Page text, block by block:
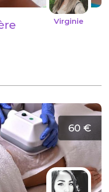
Virginie
60 €